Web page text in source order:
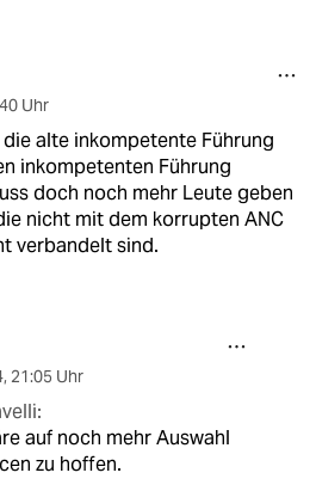
Uhr
alte inkompetente Führung
inkompetenten Führung
doch noch mehr Leute geben
nicht mit dem korrupten ANC
verbandelt sind.
, 21:05 Uhr
auf noch mehr Auswahl
zu hoffen.